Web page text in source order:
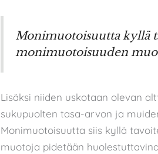
Monimuotoisuutta kyllä
monimuotoisuuden
Lisäksi niiden uskotaan olevan
sukupuolten tasa-arvon ja
Monimuotoisuutta siis kyllä
muotoja pidetään